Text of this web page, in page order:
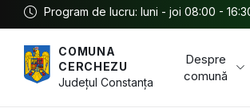
Program de lucru: luni - joi 08:00 -
COMUNA
CERCHEZU
JudețulConstanța
Despre
comună